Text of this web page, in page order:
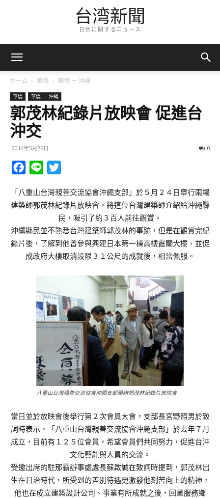
台湾新聞
日台に関するニュース
ホーム 華僑 華僑 ー 沖縄
華僑 華僑 ー 沖縄
郭茂林紀錄片放映會 促進台
沖交
2014年5月26日 0
Facebook
Line
「八重山台灣親善交流協會沖繩支部」於５月２４日舉行兩場
建築師郭茂林紀錄片放映會，將這位台灣建築師介紹給沖繩縣
民，吸引了約３百人前往觀賞。
沖繩縣民並不熟悉台灣建築師郭茂林的事跡，但是在觀賞完紀
錄片後，了解到他曾參與興建日本第一棟高樓霞關大樓、並促
成政府大樓取消設限３１公尺的成就後，相當佩服。
八重山台灣親善交流協會沖繩支部舉辦郭茂林紀錄片放映會
當日並於放映會後舉行第２次會員大會，支部長宮野照男於致
詞時表示，「八重山台灣親善交流協會沖繩支部」於去年７月
成立，目前有１２５位會員，希望會員們共同努力，促進台沖
文化藝能與人員的交流。
受邀出席的駐那霸辦事處處長蘇啟誠在致詞時提到，郭茂林出
生在日治時代，所受到的差別待遇更激發他刻苦向上的精神，
他也在成立建築設計公司、事業有所成就之後，回國服務鄉